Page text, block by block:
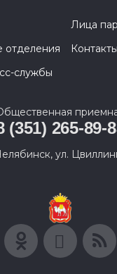
Лица
отделения
службы
(351) 265-89-
ул.